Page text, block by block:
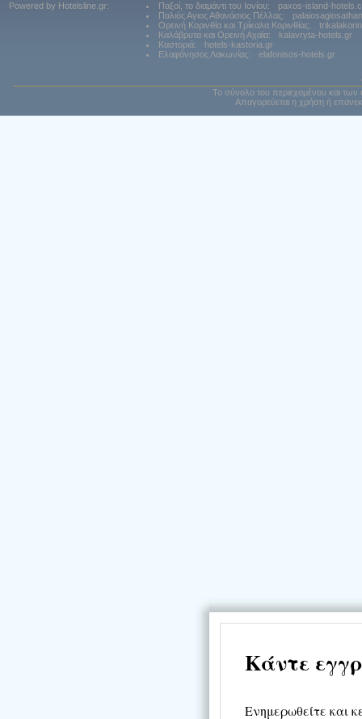
Powered by Hotelsline.gr: Παξοί, το διαμάντι του Ιονίου:
paxos-island-
Παλιός Αγιος Αθανάσιος Πέλλας:
Ορεινή Κορινθία και Τρίκαλα Κορινθίας:
Καλάβρυτα και Ορεινή Αχαϊα:
kalavryta-hotels.gr
Καστοριά:
hotels-kastoria.gr
Ελαφόνησος Λακωνίας:
elafonisos-hotels.gr
Το σύνολο του περιεχομένου και των
Απαγορεύεται η χρήση ή